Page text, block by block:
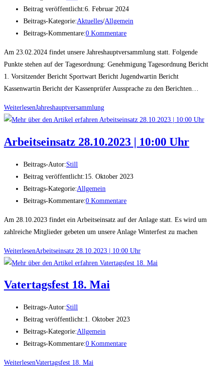
Beitrag veröffentlicht:6. Februar 2024
Beitrags-Kategorie:Aktuelles/Allgemein
Beitrags-Kommentare:0 Kommentare
Am 23.02.2024 findet unsere Jahreshauptversammlung statt. Folgende
Punkte stehen auf der Tagesordnung: Genehmigung Tagesordnung Bericht
1. Vorsitzender Bericht Sportwart Bericht Jugendwartin Bericht
Kassenwartin Bericht der Kassenprüfer Aussprache zu den Berichten…
WeiterlesenJahreshauptversammlung
Arbeitseinsatz 28.10.2023 | 10:00 Uhr
Beitrags-Autor:Still
Beitrag veröffentlicht:15. Oktober 2023
Beitrags-Kategorie:Allgemein
Beitrags-Kommentare:0 Kommentare
Am 28.10.2023 findet ein Arbeitseinsatz auf der Anlage statt. Es wird um
zahlreiche Mitglieder gebeten um unsere Anlage Winterfest zu machen
WeiterlesenArbeitseinsatz 28.10.2023 | 10:00 Uhr
Vatertagsfest 18. Mai
Beitrags-Autor:Still
Beitrag veröffentlicht:1. Oktober 2023
Beitrags-Kategorie:Allgemein
Beitrags-Kommentare:0 Kommentare
WeiterlesenVatertagsfest 18. Mai